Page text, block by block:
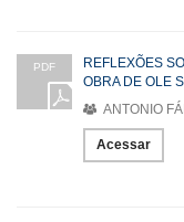
PDF
REFLEXÕES
OBRA DE OLE
ANTONIO
Acessar